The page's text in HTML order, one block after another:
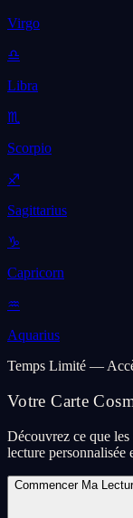
Virgo
♎
Libra
♏
Scorpio
♐
Sagittarius
♑
Capricorn
♒
Aquarius
Temps Limité —
Votre Carte
Découvrez ce que
lecture personnalisée
Commencer Ma